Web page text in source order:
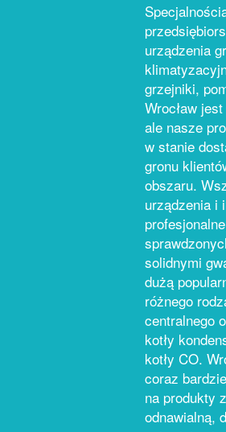
urządzenia
grzejniki,
Wrocław
ale nasze
w stanie
gronu
obszaru.
urządzenia i
solidnymi
dużą
różnego
centralnego
kotły
kotły CO.
coraz
na produkty
odnawialną,